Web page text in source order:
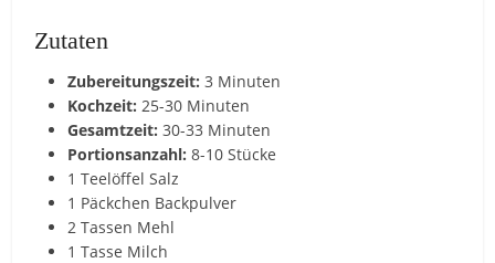
Zutaten
Zubereitungszeit: 3 Minuten
Kochzeit: 25-30 Minuten
Gesamtzeit: 30-33 Minuten
Portionsanzahl: 8-10 Stücke
1 Teelöffel Salz
1 Päckchen Backpulver
2 Tassen Mehl
1 Tasse Milch